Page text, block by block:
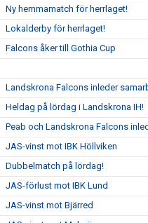
Ny hemmamatch för herrlaget!
Lokalderby för herrlaget!
Falcons åker till Gothia Cup
Landskrona Falcons inleder
Heldag på lördag i Landskrona IH!
Peab och Landskrona Falcons
JAS-vinst mot IBK Höllviken
Dubbelmatch på lördag!
JAS-förlust mot IBK Lund
JAS-vinst mot Bjärred